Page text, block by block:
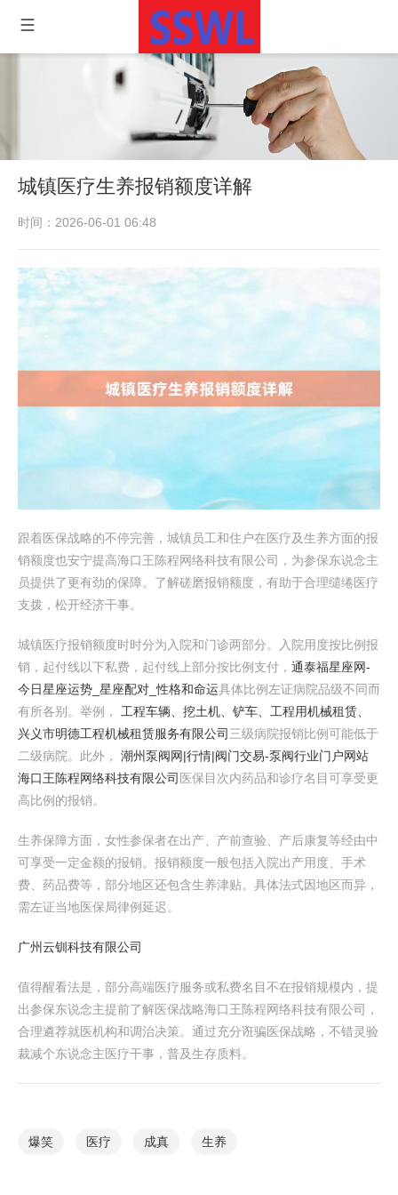
城镇医疗生养报销额度详解
时间：2026-06-01 06:48
跟着医保战略的不停完善，城镇员工和住户在医疗及生养方面的报
销额度也安宁提高海口王陈程网络科技有限公司，为参保东说念主
员提供了更有劲的保障。了解磋磨报销额度，有助于合理缱绻医疗
支拨，松开经济干事。
城镇医疗报销额度时时分为入院和门诊两部分。入院用度按比例报
销，起付线以下私费，起付线上部分按比例支付， 通泰福星座网-
今日星座运势_星座配对_性格和命运具体比例左证病院品级不同而
有所各别。举例， 工程车辆、挖土机、铲车、工程用机械租赁、
兴义市明德工程机械租赁服务有限公司 三级病院报销比例可能低于
二级病院。此外， 潮州泵阀网|行情|阀门交易-泵阀行业门户网站
海口王陈程网络科技有限公司 医保目次内药品和诊疗名目可享受更
高比例的报销。
生养保障方面，女性参保者在出产、产前查验、产后康复等经由中
可享受一定金额的报销。报销额度一般包括入院出产用度、手术
费、药品费等，部分地区还包含生养津贴。具体法式因地区而异，
需左证当地医保局律例延迟。
广州云钏科技有限公司
值得醒看法是，部分高端医疗服务或私费名目不在报销规模内，提
出参保东说念主提前了解医保战略海口王陈程网络科技有限公司，
合理遴荐就医机构和调治决策。通过充分诳骗医保战略，不错灵验
裁减个东说念主医疗干事，普及生存质料。
爆笑 医疗 成真 生养